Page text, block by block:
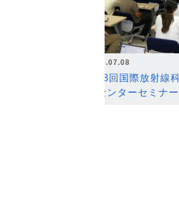
2026.07.08
第18回国際放射線
ンセンターセミナ